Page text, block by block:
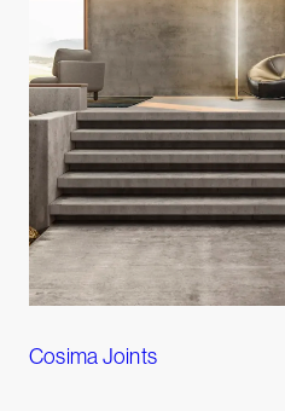
Cosima Joints